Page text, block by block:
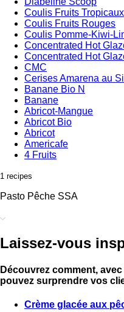
Coulis Fruits Tropicaux
Coulis Fruits Rouges
Coulis Pomme-Kiwi-
Concentrated Hot
Concentrated Hot
CMC
Cerises Amarena au
Banane Bio N
Banane
Abricot-Mangue
Abricot Bio
Abricot
Americafe
4 Fruits
1 recipes
Pasto Pêche SSA
Laissez-vous
Découvrez comment,
pouvez surprendre vos
Crème glacée aux